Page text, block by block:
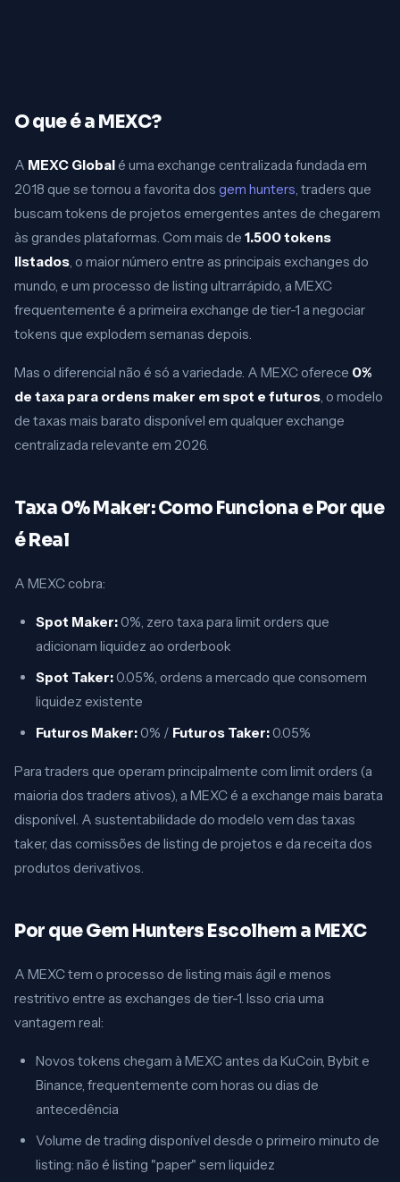
O que é a MEXC?
A MEXC Global é uma exchange centralizada fundada em
2018 que se tornou a favorita dos gem hunters, traders que
buscam tokens de projetos emergentes antes de chegarem
às grandes plataformas. Com mais de 1.500 tokens
listados, o maior número entre as principais exchanges do
mundo, e um processo de listing ultrarrápido, a MEXC
frequentemente é a primeira exchange de tier-1 a negociar
tokens que explodem semanas depois.
Mas o diferencial não é só a variedade. A MEXC oferece 0%
de taxa para ordens maker em spot e futuros, o modelo
de taxas mais barato disponível em qualquer exchange
centralizada relevante em 2026.
Taxa 0% Maker: Como Funciona e Por que
é Real
A MEXC cobra:
Spot Maker:0%, zero taxa para limit orders que
adicionam liquidez ao orderbook
Spot Taker:0.05%, ordens a mercado que consomem
liquidez existente
Futuros Maker:0% / Futuros Taker:0.05%
Para traders que operam principalmente com limit orders (a
maioria dos traders ativos), a MEXC é a exchange mais barata
disponível. A sustentabilidade do modelo vem das taxas
taker, das comissões de listing de projetos e da receita dos
produtos derivativos.
Por que Gem Hunters Escolhem a MEXC
A MEXC tem o processo de listing mais ágil e menos
restritivo entre as exchanges de tier-1. Isso cria uma
vantagem real:
Novos tokens chegam à MEXC antes da KuCoin, Bybit e
Binance, frequentemente com horas ou dias de
antecedência
Volume de trading disponível desde o primeiro minuto de
listing: não é listing "paper" sem liquidez